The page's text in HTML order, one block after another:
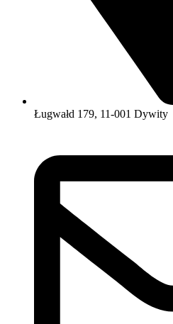
Ługwałd 179, 11-001 Dywity